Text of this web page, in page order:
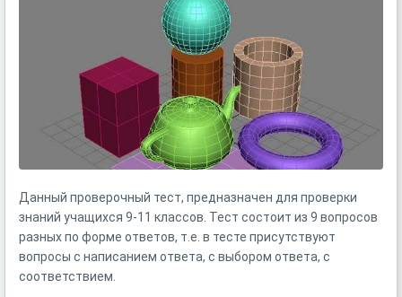
Данный проверочный тест, предназначен для проверки
знаний учащихся 9-11 классов. Тест состоит из 9 вопросов
разных по форме ответов, т.е. в тесте присутствуют
вопросы с написанием ответа, с выбором ответа, с
соответствием.